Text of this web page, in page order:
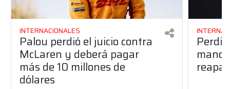
INTERNACIONALES
Palou perdió el juicio contra
McLaren y deberá pagar
más de 10 millones de
dólares